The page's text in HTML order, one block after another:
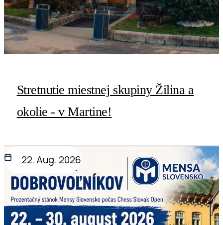
Stretnutie miestnej skupiny Žilina a
okolie - v Martine!
22. Aug. 2026